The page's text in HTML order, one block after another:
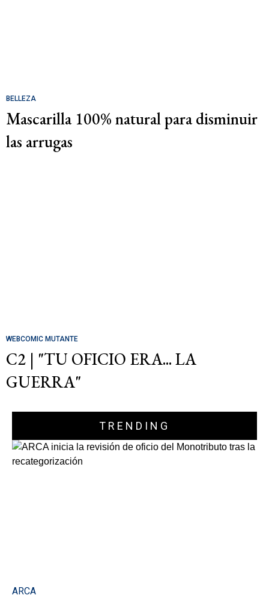
BELLEZA
Mascarilla 100% natural para disminuir
las arrugas
WEBCOMIC MUTANTE
C2 | "TU OFICIO ERA... LA
GUERRA"
TRENDING
ARCA